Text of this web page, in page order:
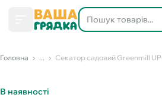
Головна ... Секатор садовий Greenmill
В наявності